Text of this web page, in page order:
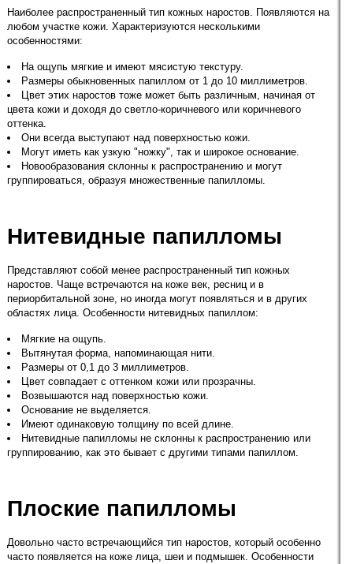
Наиболее распространенный тип кожных наростов. Появляются на
любом участке кожи. Характеризуются несколькими
особенностями:
На ощупь мягкие и имеют мясистую текстуру.
Размеры обыкновенных папиллом от 1 до 10 миллиметров.
Цвет этих наростов тоже может быть различным, начиная от
цвета кожи и доходя до светло-коричневого или коричневого
оттенка.
Они всегда выступают над поверхностью кожи.
Могут иметь как узкую "ножку", так и широкое основание.
Новообразования склонны к распространению и могут
группироваться, образуя множественные папилломы.
Нитевидные папилломы
Представляют собой менее распространенный тип кожных
наростов. Чаще встречаются на коже век, ресниц и в
периорбитальной зоне, но иногда могут появляться и в других
областях лица. Особенности нитевидных папиллом:
Мягкие на ощупь.
Вытянутая форма, напоминающая нити.
Размеры от 0,1 до 3 миллиметров.
Цвет совпадает с оттенком кожи или прозрачны.
Возвышаются над поверхностью кожи.
Основание не выделяется.
Имеют одинаковую толщину по всей длине.
Нитевидные папилломы не склонны к распространению или
группированию, как это бывает с другими типами папиллом.
Плоские папилломы
Довольно часто встречающийся тип наростов, который особенно
часто появляется на коже лица, шеи и подмышек. Особенности